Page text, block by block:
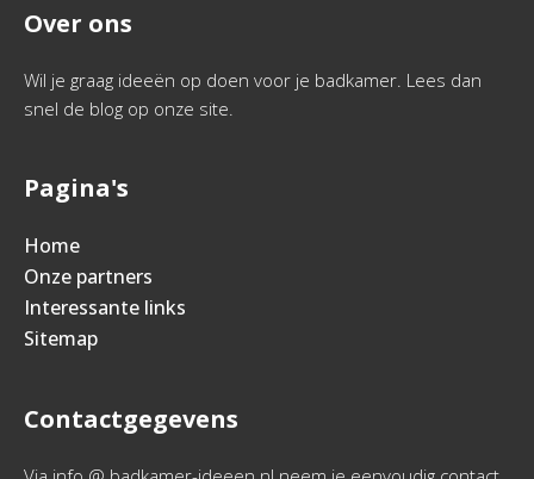
Over ons
Wil je graag ideeën op doen voor je badkamer. Lees dan
snel de blog op onze site.
Pagina's
Home
Onze partners
Interessante links
Sitemap
Contactgegevens